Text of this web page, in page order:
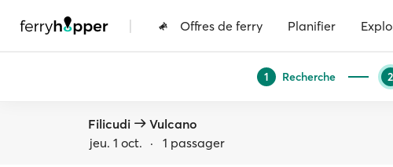
| Offres de ferry Planifier
1 Recherche 2
Filicudi
Vulcano
jeu. 1 oct. · 1 passager